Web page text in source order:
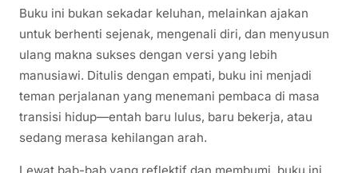
Buku ini bukan sekadar keluhan, melainkan ajakan
untuk berhenti sejenak, mengenali diri, dan menyusun
ulang makna sukses dengan versi yang lebih
manusiawi. Ditulis dengan empati, buku ini menjadi
teman perjalanan yang menemani pembaca di masa
transisi hidup—entah baru lulus, baru bekerja, atau
sedang merasa kehilangan arah.